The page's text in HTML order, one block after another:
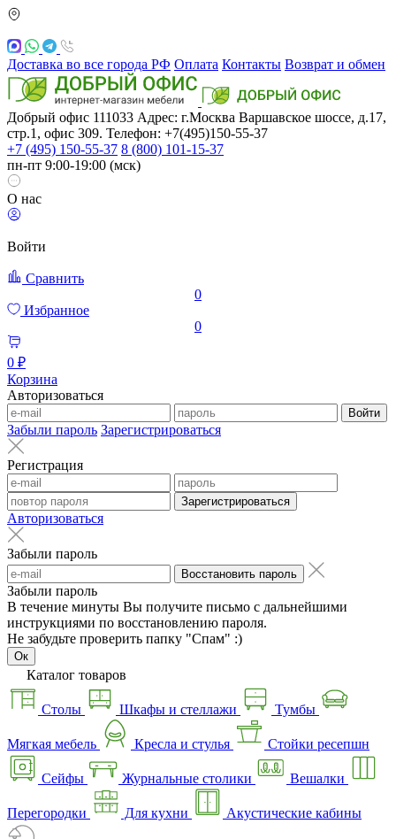
Доставка во все города РФ Оплата Контакты Возврат и обмен
Добрый офис 111033 Адрес: г.Москва Варшавское шоссе, д.17,
стр.1, офис 309. Телефон: +7(495)150-55-37
+7 (495) 150-55-37 8 (800) 101-15-37
пн-пт 9:00-19:00 (мск)
О нас
Войти
Сравнить
0
Избранное
0
0 ₽
Корзина
Авторизоваться
Войти
Забыли пароль Зарегистрироваться
Регистрация
Зарегистрироваться
Авторизоваться
Забыли пароль
Восстановить пароль
Забыли пароль
В течение минуты Вы получите письмо с дальнейшими
инструкциями по восстановлению пароля.
Не забудьте проверить папку "Спам" :)
Ок
Каталог товаров
Столы Шкафы и стеллажи Тумбы
Мягкая мебель Кресла и стулья Стойки ресепшн
Сейфы Журнальные столики Вешалки
Перегородки Для кухни Акустические кабины